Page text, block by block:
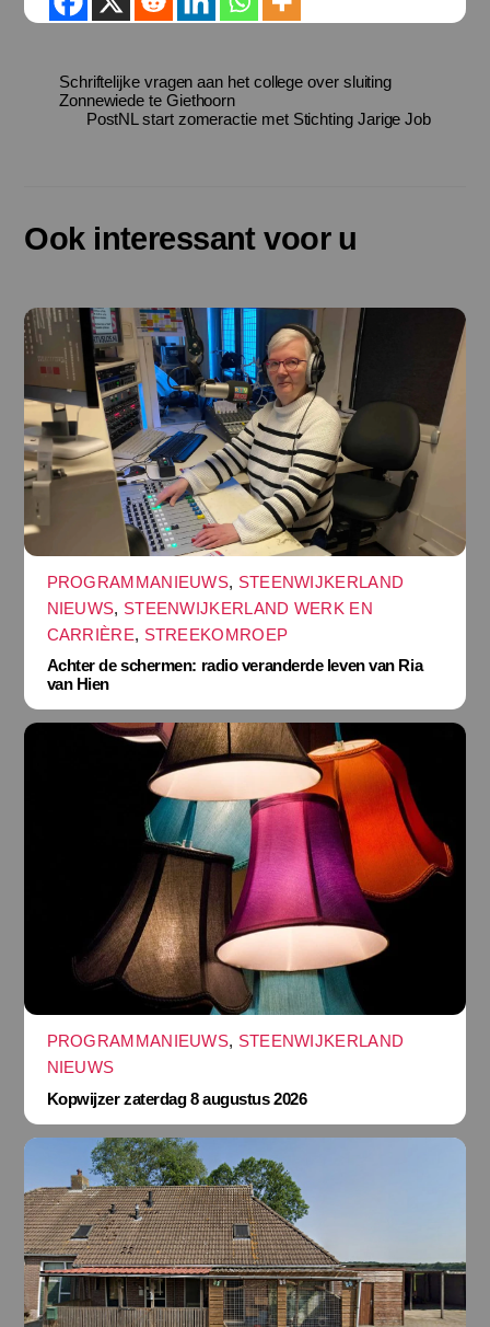
Schriftelijke vragen aan het college over sluiting
Zonnewiede te Giethoorn
PostNL start zomeractie met Stichting Jarige Job
Ook interessant voor u
PROGRAMMANIEUWS, STEENWIJKERLAND
NIEUWS, STEENWIJKERLAND WERK EN
CARRIÈRE, STREEKOMROEP
Achter de schermen: radio veranderde leven van Ria
van Hien
PROGRAMMANIEUWS, STEENWIJKERLAND
NIEUWS
Kopwijzer zaterdag 8 augustus 2026